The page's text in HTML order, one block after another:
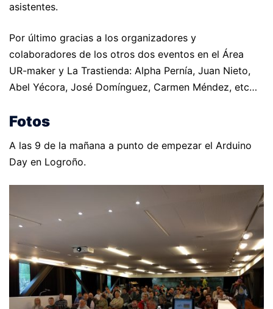
asistentes.
Por último gracias a los organizadores y
colaboradores de los otros dos eventos en el Área
UR-maker y La Trastienda: Alpha Pernía, Juan Nieto,
Abel Yécora, José Domínguez, Carmen Méndez, etc…
Fotos
A las 9 de la mañana a punto de empezar el Arduino
Day en Logroño.